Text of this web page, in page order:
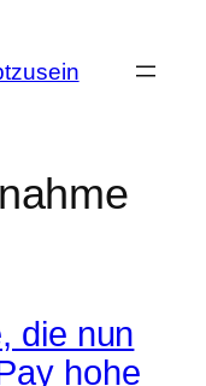
die nun
hohe